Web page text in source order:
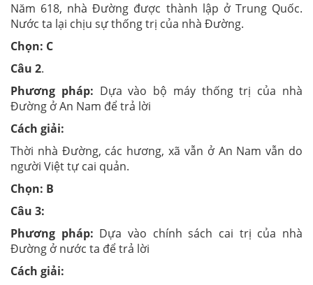
Năm 618, nhà Đường được thành lập ở Trung Quốc.
Nước ta lại chịu sự thống trị của nhà Đường.
Chọn: C
Câu 2.
Phương pháp: Dựa vào bộ máy thống trị của nhà
Đường ở An Nam để trả lời
Cách giải:
Thời nhà Đường, các hương, xã vẫn ở An Nam vẫn do
người Việt tự cai quản.
Chọn: B
Câu 3:
Phương pháp: Dựa vào chính sách cai trị của nhà
Đường ở nước ta để trả lời
Cách giải: